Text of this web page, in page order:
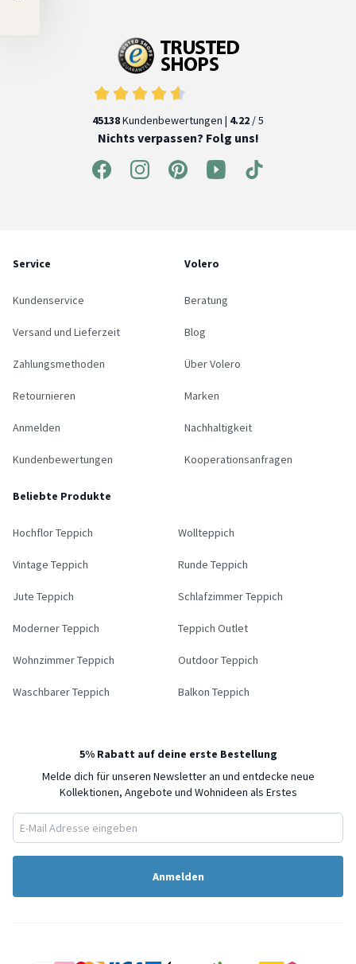
45138Kundenbewertungen | 4.22 / 5
Nichts verpassen? Folg uns!
Service
Kundenservice
Versand und Lieferzeit
Zahlungsmethoden
Retournieren
Anmelden
Kundenbewertungen
Volero
Beratung
Blog
Über Volero
Marken
Nachhaltigkeit
Kooperationsanfragen
Beliebte Produkte
Hochflor Teppich Wollteppich
Vintage Teppich Runde Teppich
Jute Teppich Schlafzimmer Teppich
Moderner Teppich Teppich Outlet
Wohnzimmer Teppich Outdoor Teppich
Waschbarer Teppich Balkon Teppich
5% Rabatt auf deine erste Bestellung
Melde dich für unseren Newsletter an und entdecke neue
Kollektionen, Angebote und Wohnideen als Erstes
Anmelden